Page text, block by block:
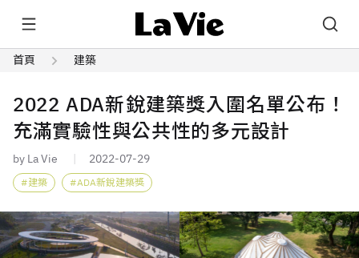
首頁 建築
2022 ADA新銳建築獎入圍名單公布！
充滿實驗性與公共性的多元設計
by La Vie 2022-07-29
建築 ADA新銳建築獎